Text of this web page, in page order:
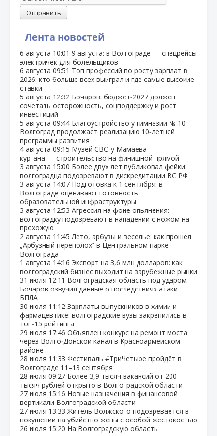
Лента новостей
6 августа 10:01 9 августа: в Волгограде — спецрейсы
электричек для болельщиков
6 августа 09:51 Топ профессий по росту зарплат в
2026: кто больше всех выиграл и где самые высокие
ставки
5 августа 12:32 Бочаров: бюджет‑2027 должен
сочетать осторожность, соцподдержку и рост
инвестиций
5 августа 09:44 Благоустройство у гимназии № 10:
Волгоград продолжает реализацию 10‑летней
программы развития
4 августа 09:15 Музей СВО у Мамаева
кургана — строительство на финишной прямой
3 августа 15:00 Более двух лет публиковал фейки:
волгоградца подозревают в дискредитации ВС РФ
3 августа 14:07 Подготовка к 1 сентября: в
Волгограде оценивают готовность
образовательной инфраструктуры
3 августа 12:53 Агрессия на фоне опьянения:
волгоградку подозревают в нападении с ножом на
прохожую
2 августа 11:45 Лето, арбузы и веселье: как прошёл
„Арбузный переполох“ в Центральном парке
Волгограда
1 августа 14:16 Экспорт на 3,6 млн долларов: как
волгоградский бизнес выходит на зарубежные рынки
31 июля 12:11 Волгоградская область под ударом:
Бочаров озвучил данные о последствиях атаки
БПЛА
30 июля 11:12 Зарплаты выпускников в химии и
фармацевтике: волгоградские вузы закрепились в
топ‑15 рейтинга
29 июля 17:46 Объявлен конкурс на ремонт моста
через Волго‑Донской канал в Красноармейском
районе
28 июля 11:33 Фестиваль #ТриЧетыре пройдёт в
Волгограде 11–13 сентября
28 июля 09:27 Более 3,9 тысяч вакансий от 200
тысяч рублей открыто в Волгоградской области
27 июля 15:16 Новые назначения в финансовой
вертикали Волгоградской области
27 июля 13:33 Житель Волжского подозревается в
покушении на убийство жены с особой жестокостью
26 июля 15:20 На Волгоградскую область
Отправить